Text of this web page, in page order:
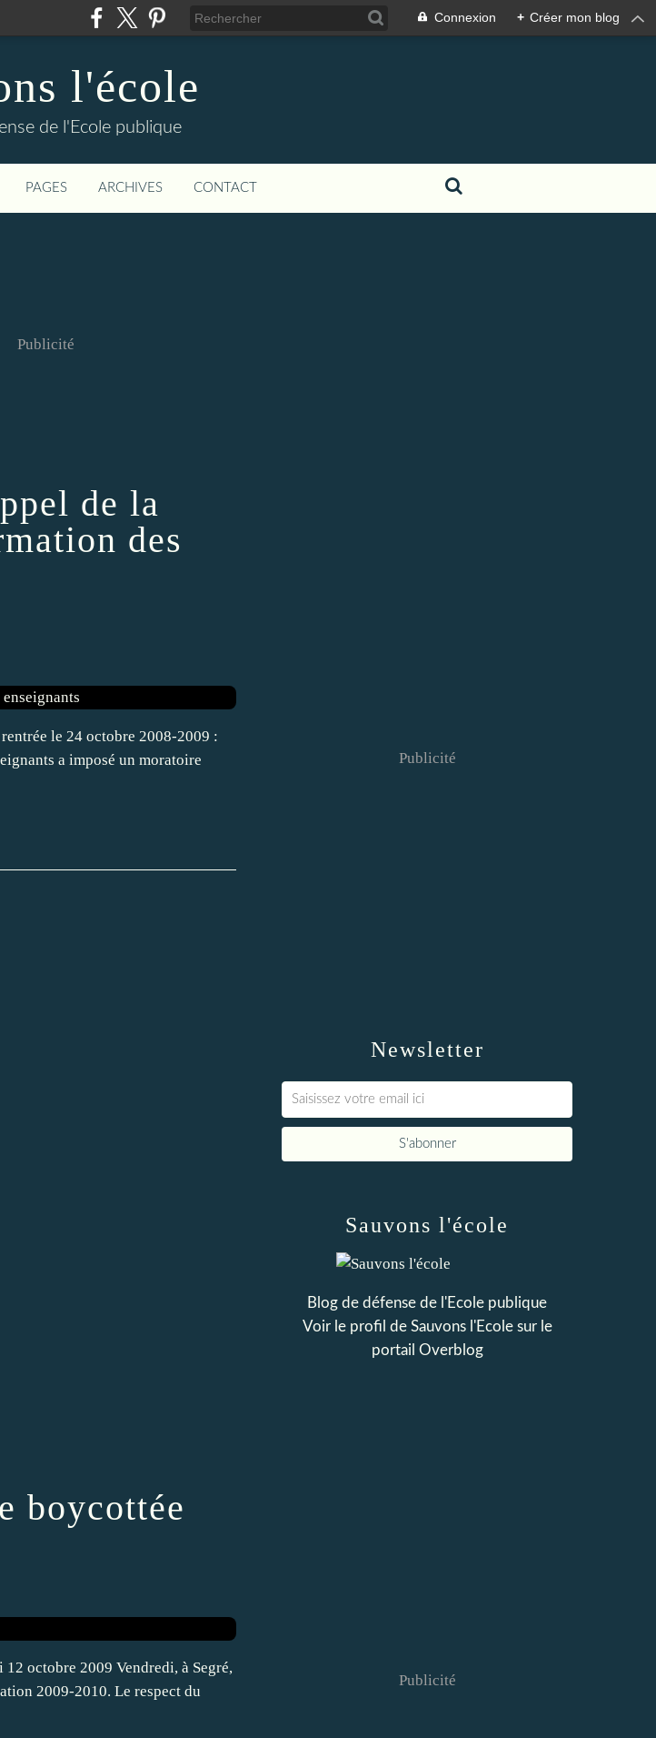
Connexion + Créer mon blog
l'école
de l'Ecole publique
PAGES ARCHIVES CONTACT
Publicité
de la
des
le 24 octobre 2008-2009 :
a imposé un moratoire
boycottée
octobre 2009 Vendredi, à Segré,
2009-2010. Le respect du
Newsletter
Publicité
Sauvons l'école
Blog de défense de l'Ecole publique
Voir le profil de Sauvons l'Ecolesur le
portail Overblog
Publicité